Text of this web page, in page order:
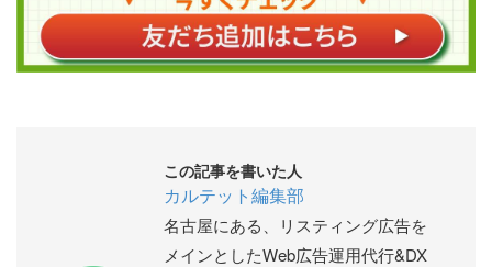
この記事を書いた人
カルテット編集部
名古屋にある、リスティング広告を
メインとしたWeb広告運用代行&DX